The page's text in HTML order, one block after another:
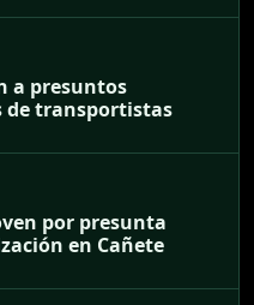
a presuntos
de transportistas
por presunta
en Cañete